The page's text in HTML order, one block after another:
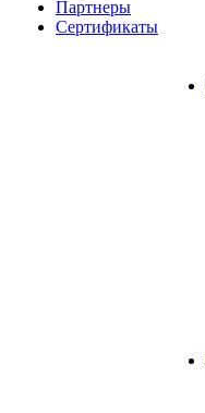
Партнеры
Сертификаты